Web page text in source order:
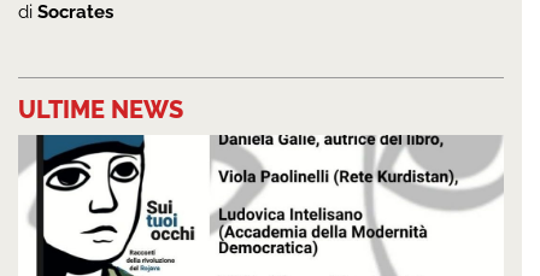
di Socrates
ULTIME NEWS